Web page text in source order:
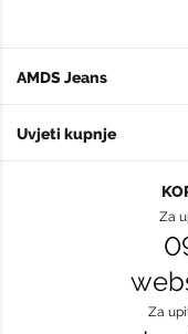
AMDS Jeans
Uvjeti kupnje
Za
Za